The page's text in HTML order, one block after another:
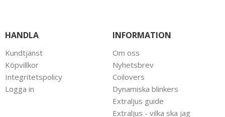
HANDLA
Kundtjänst
Köpvillkor
Integritetspolicy
Logga in
INFORMATION
Om oss
Nyhetsbrev
Coilovers
Dynamiska blinkers
Extraljus guide
Extraljus - vilka ska jag